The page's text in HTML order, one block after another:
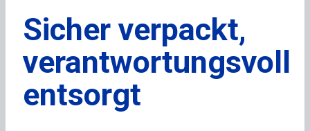
Sicher verpackt,
verantwortungsvoll
entsorgt